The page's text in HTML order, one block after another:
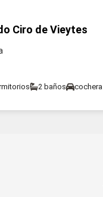
Ciro de Vieytes
2 baños cochera